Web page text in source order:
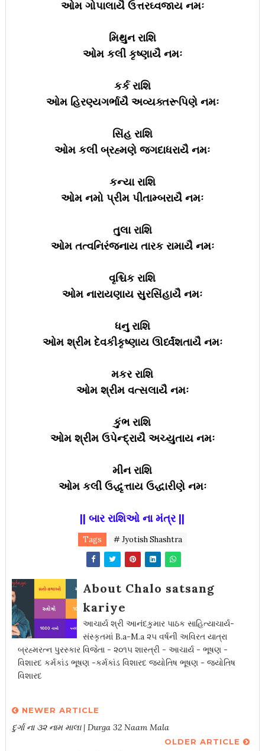
ઓમ ગોપાલાયૈ ઉત્તરઘ્વજાય નમઃ
મિથુન રાશિ
ઓમ કલીં કૃષ્ણાયૈ નમઃ
કર્ક રાશિ
ઓમ હિરણ્યગર્ભાયૈ અવ્યક્તરૂપિણે નમઃ
સિંહ રાશિ
ઓમ કલીં બ્રહ્મણે જગદાધરાયૈ નમઃ
કન્યા રાશિ
ઓમ નમો પ્રીમ પીતામ્બરાયૈ નમઃ
તુલા રાશિ
ઓમ તત્વનિરંજનાય તારક રામાયૈ નમઃ
વૃશ્ચિક રાશિ
ઓમ નારાયણાય સુરસિંહાયૈ નમઃ
ધનુ રાશિ
ઓમ શ્રીમ દેવકીકૃષ્ણાય ઊર્ધ્વંશતાયૈ નમઃ
મકર રાશિ
ઓમ શ્રીમ વત્સલાયૈ નમઃ
કુંભ રાશિ
ઓમ શ્રીમ ઉપેન્દ્રાયૈ અચ્યુતાય નમઃ
મીન રાશિ
ઓમ કલીં ઉદ્ધૃત્તાય ઉદ્ધારીણે નમઃ
|| બાર રાશિઓ ના મંત્ર ||
Tags # Jyotish Shashtra
About Chalo satsang
kariye
આચાર્ય શ્રી આનંદકુમાર પાઠક સાહિત્યાચાર્ય-
સંસ્કૃતમાં B.a-M.a ૨૫ વર્ષની અવિરત યાત્રા
બ્રહ્મરત્ન પુરસ્કાર વિજેતા - ૨૦૧૫ શાસ્ત્રી - આચાર્ય - ભૂષણ -
વિશારદ કર્મકાંડ ભૂષણ -કર્મકાંડ વિશારદ જ્યોતિષ ભૂષણ - જ્યોતિષ
વિશારદ
NEWER ARTICLE
દુર્ગા ના ૩૨ નામ માલા | Durga 32 Naam Mala
OLDER ARTICLE